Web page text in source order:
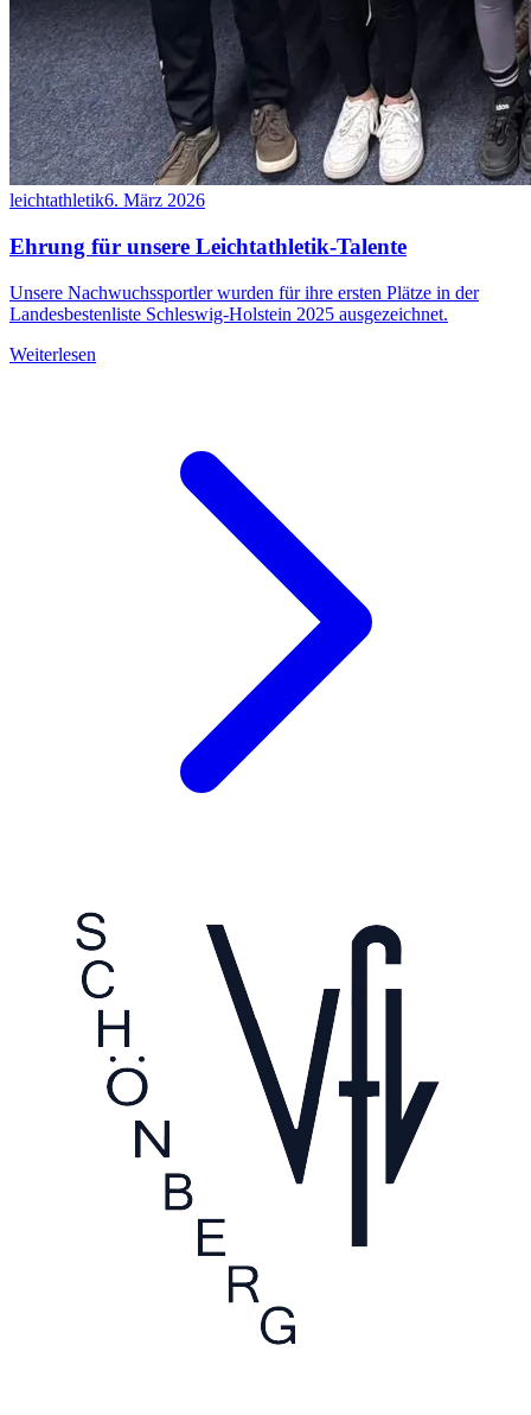
leichtathletik6. März 2026
Ehrung für unsere Leichtathletik-Talente
Unsere Nachwuchssportler wurden für ihre ersten Plätze in der
Landesbestenliste Schleswig-Holstein 2025 ausgezeichnet.
Weiterlesen